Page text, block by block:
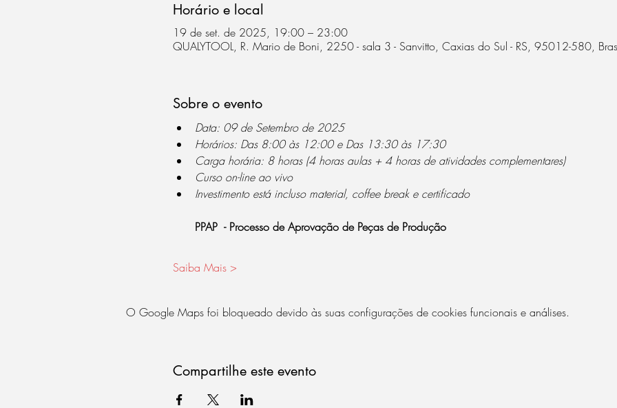
Horário e local
19 de set. de 2025, 19:00 – 23:00
QUALYTOOL, R. Mario de Boni, 2250 - sala 3 - Sanvitto, Caxias do Sul - RS, 95012-580,
Sobre o evento
Data: 09 de Setembro de 2025
Horários: Das 8:00 às 12:00 e Das 13:30 às 17:30
Carga horária: 8 horas (4 horas aulas + 4 horas de atividades complementares)
Curso on-line ao vivo
Investimento está incluso material, coffee break e certificado
PPAP  - Processo de Aprovação de Peças de Produção
Saiba Mais >
O Google Maps foi bloqueado devido às suas configurações de cookies funcionais e análises.
Compartilhe este evento